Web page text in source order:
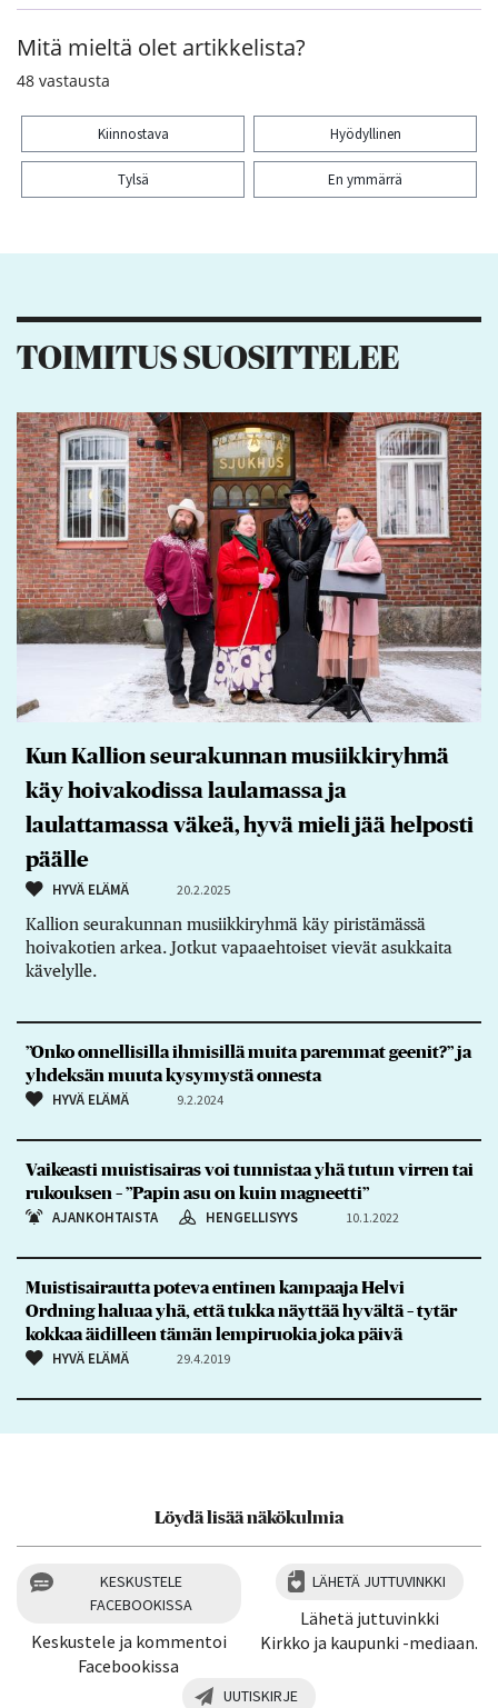
Mitä mieltä olet artikkelista?
48 vastausta
Kiinnostava Hyödyllinen
Tylsä En ymmärrä
TOIMITUS SUOSITTELEE
Kun Kallion seurakunnan musiikkiryhmä
käy hoivakodissa laulamassa ja
laulattamassa väkeä, hyvä mieli jää helposti
päälle
HYVÄ ELÄMÄ 20.2.2025
Kallion seurakunnan musiikkiryhmä käy piristämässä
hoivakotien arkea. Jotkut vapaaehtoiset vievät asukkaita
kävelylle.
”Onko onnellisilla ihmisillä muita paremmat geenit?” ja
yhdeksän muuta kysymystä onnesta
HYVÄ ELÄMÄ 9.2.2024
Vaikeasti muistisairas voi tunnistaa yhä tutun virren tai
rukouksen – ”Papin asu on kuin magneetti”
AJANKOHTAISTA HENGELLISYYS 10.1.2022
Muistisairautta poteva entinen kampaaja Helvi
Ordning haluaa yhä, että tukka näyttää hyvältä – tytär
kokkaa äidilleen tämän lempiruokia joka päivä
HYVÄ ELÄMÄ 29.4.2019
Löydä lisää näkökulmia
KESKUSTELE
FACEBOOKISSA
Keskustele ja kommentoi
Facebookissa
LÄHETÄ JUTTUVINKKI
Lähetä juttuvinkki
Kirkko ja kaupunki -mediaan.
UUTISKIRJE